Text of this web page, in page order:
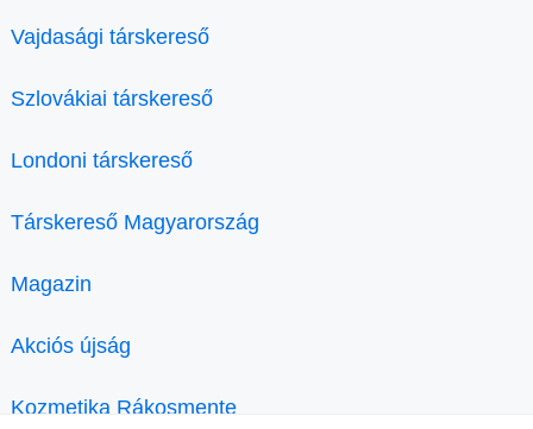
Vajdasági társkereső
Szlovákiai társkereső
Londoni társkereső
Társkereső Magyarország
Magazin
Akciós újság
Kozmetika Rákosmente